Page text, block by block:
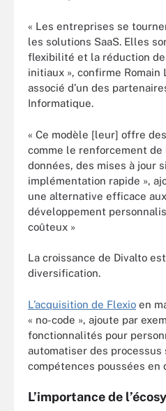
« Les entreprises se
les solutions SaaS. Elles
flexibilité et la réduction
initiaux », confirme Romain
associé d’un des
Informatique.
« Ce modèle [leur] offre
comme le renforcement
données, des mises à jour
implémentation rapide »,
une alternative efficace
développement
coûteux »
La croissance de Divalto
diversification.
L’acquisition de Flexio en
« no-code », ajoute par
fonctionnalités pour
automatiser des processus
compétences poussées en
L’importance de